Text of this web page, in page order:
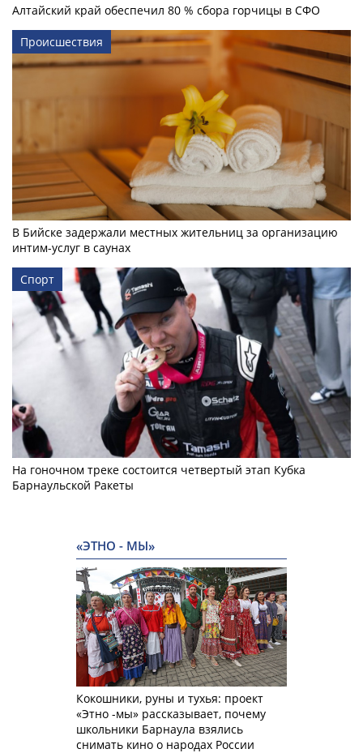
Алтайский край обеспечил 80 % сбора горчицы в СФО
Происшествия
В Бийске задержали местных жительниц за организацию
интим-услуг в саунах
Спорт
На гоночном треке состоится четвертый этап Кубка
Барнаульской Ракеты
«ЭТНО - МЫ»
Кокошники, руны и тухья: проект
«Этно -мы» рассказывает, почему
школьники Барнаула взялись
снимать кино о народах России